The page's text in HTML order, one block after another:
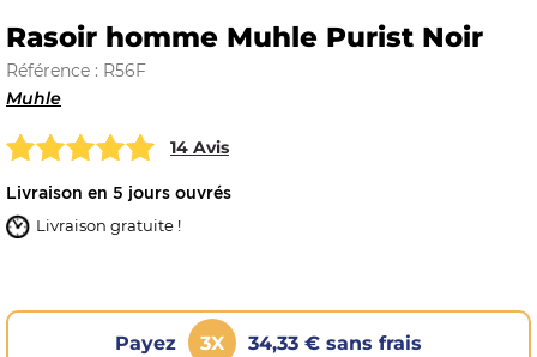
Rasoir homme Muhle Purist Noir
Référence : R56F
Muhle
14 Avis
Livraison en 5 jours ouvrés
Livraison gratuite !
Payez 3X 34,33 € sans frais